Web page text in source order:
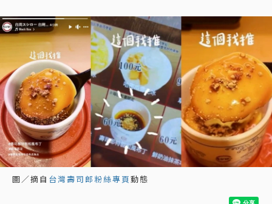
圖／摘自 台灣壽司郎粉絲專頁動態